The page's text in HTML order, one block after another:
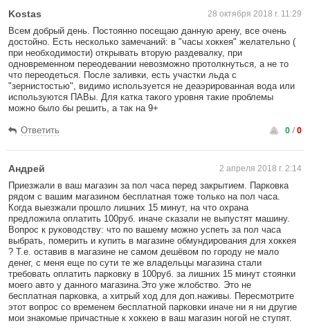
Kostas 28 октября 2018 г. 11:29
Всем добрый день. Постоянно посещаю данную арену, все очень
достойно. Есть несколько замечаний: в "часы хоккея" желательно (
при необходимости) открывать вторую раздевалку, при
одновременном переодевании невозможно протолкнуться, а не то
что переодеться. После заливки, есть участки льда с
"зернистостью", видимо используется не деаэрированная вода или
используются ПАВы. Для катка такого уровня такие проблемы
можно было бы решить, а так на 9+
Ответить 0/0
Андрей 2 апреля 2018 г. 2:14
Приезжали в ваш магазин за пол часа перед закрытием. Парковка
рядом с вашим магазином бесплатная тоже только на пол часа.
Когда выезжали прошло лишних 15 минут, на что охрана
предложила оплатить 100руб. иначе сказали не выпустят машину.
Вопрос к руководству: что по вашему можно успеть за пол часа
выбрать, померить и купить в магазине обмундирования для хоккея
? Т.е. оставив в магазине не самом дешёвом по городу не мало
денег, с меня еще по сути те же владельцы магазина стали
требовать оплатить парковку в 100руб. за лишних 15 минут стоянки
моего авто у данного магазина.Это уже жлобство. Это не
бесплатная парковка, а хитрый ход для доп.наживы. Пересмотрите
этот вопрос со временем бесплатной парковки иначе ни я ни другие
мои знакомые причастные к хоккею в ваш магазин ногой не ступят.